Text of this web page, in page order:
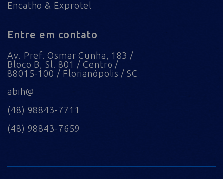
Encatho & Exprotel
Entre em contato
Av. Pref. Osmar Cunha, 183 /
Bloco B, Sl. 801 / Centro /
88015-100 / Florianópolis / SC
abih@
(48) 98843-7711
(48) 98843-7659